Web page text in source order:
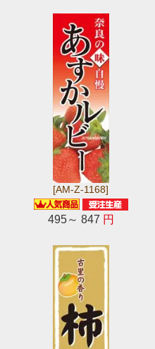
[AM-Z-1168]
495～ 847 円